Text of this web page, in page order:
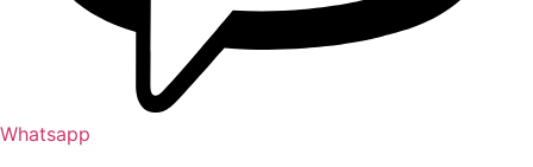
Whatsapp